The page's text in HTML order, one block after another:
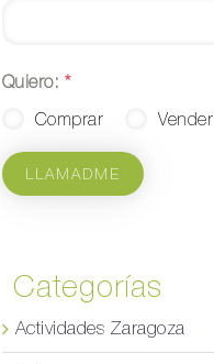
Quiero: *
Comprar
Vender
LLAMADME
Categorías
Actividades Zaragoza